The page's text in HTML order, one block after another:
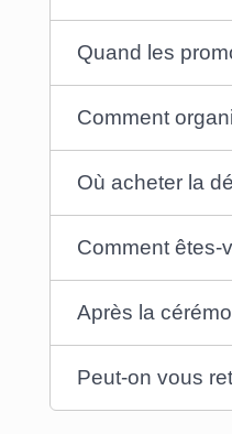
Quand les
Comment
Où acheter la
Comment êtes-
Après la
Peut-on vous